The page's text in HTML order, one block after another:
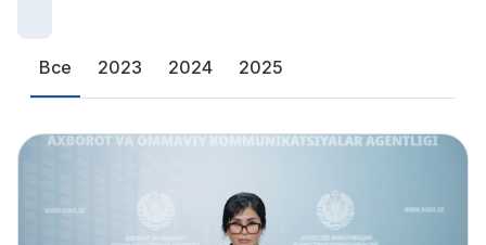
Все 2023 2024 2025